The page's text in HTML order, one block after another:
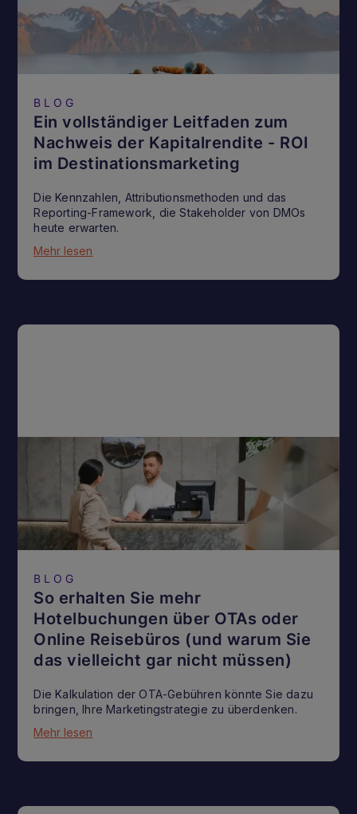
BLOG
Ein vollständiger Leitfaden zum
Nachweis der Kapitalrendite - ROI
im Destinationsmarketing
Die Kennzahlen, Attributionsmethoden und das
Reporting-Framework, die Stakeholder von DMOs
heute erwarten.
Mehr lesen
BLOG
So erhalten Sie mehr
Hotelbuchungen über OTAs oder
Online Reisebüros (und warum Sie
das vielleicht gar nicht müssen)
Die Kalkulation der OTA-Gebühren könnte Sie dazu
bringen, Ihre Marketingstrategie zu überdenken.
Mehr lesen